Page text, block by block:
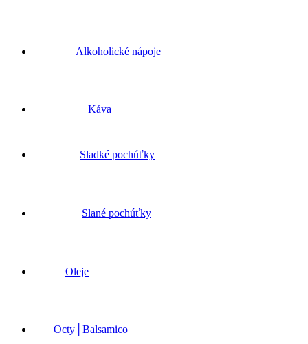
Alkoholické nápoje
Káva
Sladké pochúťky
Slané pochúťky
Oleje
Octy│Balsamico